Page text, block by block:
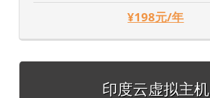
¥198元/年
印度云虚拟主机